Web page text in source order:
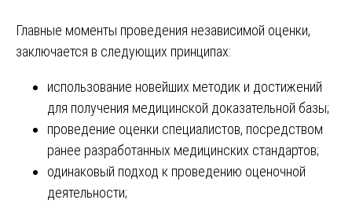
Главные моменты проведения независимой оценки,
заключается в следующих принципах:
использование новейших методик и достижений
для получения медицинской доказательной базы;
проведение оценки специалистов, посредством
ранее разработанных медицинских стандартов;
одинаковый подход к проведению оценочной
деятельности;